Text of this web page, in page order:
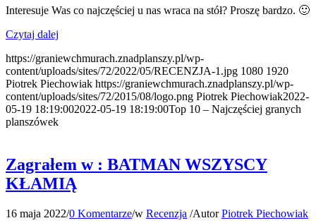
Interesuje Was co najczęściej u nas wraca na stół? Proszę bardzo. 🙂
Czytaj dalej
https://graniewchmurach.znadplanszy.pl/wp-
content/uploads/sites/72/2022/05/RECENZJA-1.jpg 1080 1920
Piotrek Piechowiak https://graniewchmurach.znadplanszy.pl/wp-
content/uploads/sites/72/2015/08/logo.png Piotrek Piechowiak2022-
05-19 18:19:002022-05-19 18:19:00Top 10 – Najczęściej granych
planszówek
Zagrałem w : BATMAN WSZYSCY
KŁAMIĄ
16 maja 2022/0 Komentarze/w Recenzja /AutorPiotrek Piechowiak